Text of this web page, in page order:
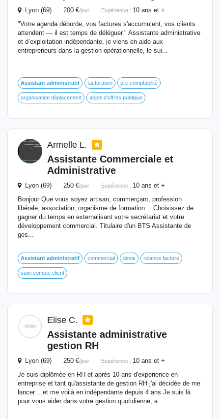
Lyon (69) 200 €/jour Expérience : 10 ans et +
"Votre agenda déborde, vos factures s'accumulent, vos clients
attendent — il est temps de déléguer." Assistante administrative
et d’exploitation indépendante, je viens en aide aux
entrepreneurs dans la gestion opérationnelle, le sui...
Assistant administratif facturation pre comptabilité
organisation déplacement appel d’offres publique
Armelle L.
Assistante Commerciale et
Administrative
Lyon (69) 250 €/jour Expérience : 10 ans et +
Bonjour Que vous soyez artisan, commerçant, profession
libérale, association, organisme de formation… Choisissez de
gagner du temps en externalisant votre secrétariat et votre
développement commercial. Titulaire d'un BTS Assistante de
ges...
Assistant administratif commercial devis relance facture
suivi compte client
Elise C.
Assistante administrative
gestion RH
Lyon (69) 250 €/jour Expérience : 10 ans et +
Je suis diplômée en RH et après 10 ans d'expérience en
entreprise et tant qu'assistante de gestion RH j'ai décidée de me
lancer ...et me voilà en indépendante depuis 4 ans Je suis là
pour vous aider dans votre gestion quotidienne, a...